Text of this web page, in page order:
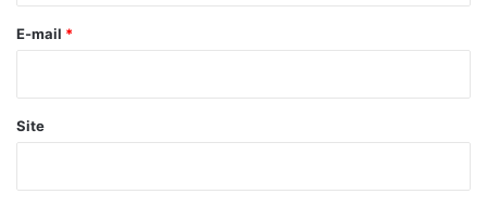
*
E-mail *
Site